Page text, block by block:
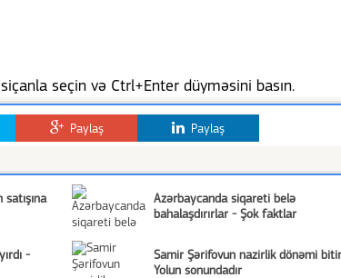
seçin və Ctrl+Enter düyməsini basın.
Paylaş Paylaş
Azərbaycanda siqareti belə
bahalaşdırırlar - Şok faktlar
-
Samir Şərifovun nazirlik dönəmi
Yolun sonundadır